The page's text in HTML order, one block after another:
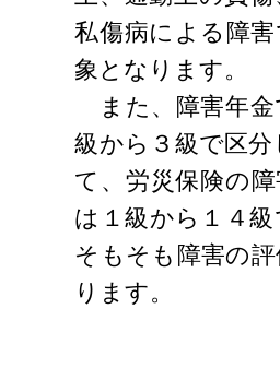
私傷病による障
象となります。
また、障害年金
級から３級で区
て、労災保険の
は１級から１４級
そもそも障害の
ります。